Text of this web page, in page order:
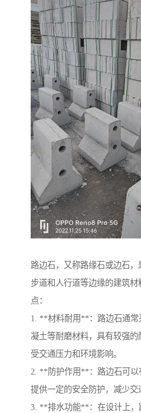
路边石，又称路缘石或边石，
步道和人行道等边缘的建筑
点：
1. **材料耐用**：路边石通常
凝土等耐磨材料，具有较强
受交通压力和环境影响。
2. **防护作用**：路边石可以
提供一定的安全防护，减少交
3. **排水功能**：在设计上，